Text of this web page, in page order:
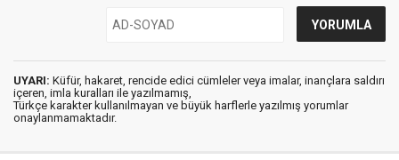
UYARI: Küfür, hakaret, rencide edici cümleler veya imalar, inançlara saldırı
içeren, imla kuralları ile yazılmamış,
Türkçe karakter kullanılmayan ve büyük harflerle yazılmış yorumlar
onaylanmamaktadır.